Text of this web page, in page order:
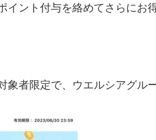
イント付与を絡めてさらにお
象者限定で、ウエルシアグル